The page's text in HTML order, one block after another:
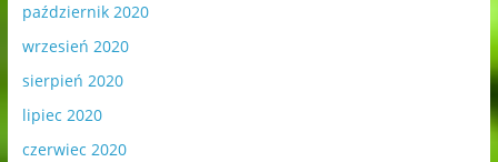
październik 2020
wrzesień 2020
sierpień 2020
lipiec 2020
czerwiec 2020